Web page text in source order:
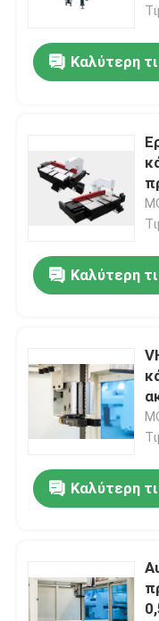
Καλύτερη
Καλύτερη
Καλύτερη